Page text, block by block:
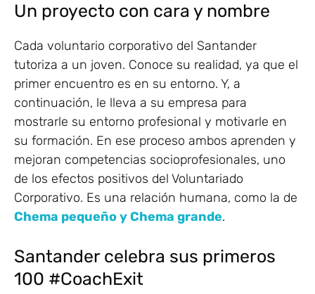
Un proyecto con cara y nombre
Cada voluntario corporativo del Santander
tutoriza a un joven. Conoce su realidad, ya que el
primer encuentro es en su entorno. Y, a
continuación, le lleva a su empresa para
mostrarle su entorno profesional y motivarle en
su formación. En ese proceso ambos aprenden y
mejoran competencias socioprofesionales, uno
de los efectos positivos del Voluntariado
Corporativo. Es una relación humana, como la de
Chema pequeño y Chema grande.
Santander celebra sus primeros
100 #CoachExit